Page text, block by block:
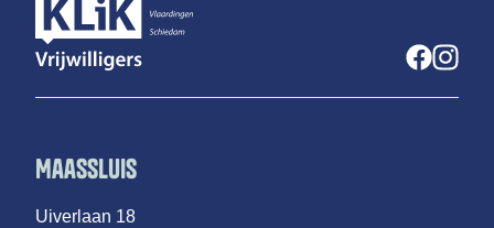
Maassluis
Uiverlaan 18